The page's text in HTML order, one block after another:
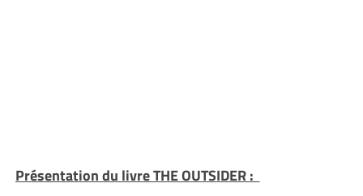
Présentation du livre THE OUTSIDER :